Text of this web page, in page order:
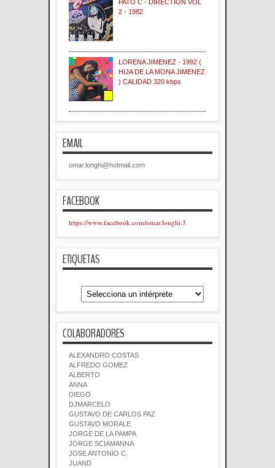
PATO C - DIRECTION VOL
2 - 1982
LORENA JIMENEZ - 1992 (
HIJA DE LA MONA JIMENEZ
) CALIDAD 320 kbps
EMAIL
omar.longhi@hotmail.com
FACEBOOK
https://www.facebook.com/omar.longhi.3
ETIQUETAS
COLABORADORES
ALEXANDRO COSTAS
ALFREDO GOMEZ
ALBERTO
ANNA
DIEGO
DJMARCELO
GUSTAVO DE CARLOS PAZ
GUSTAVO MORALE
JORGE DE LA PAMPA
JORGE SCIAMANNA
JOSE ANTONIO C.
JUAND